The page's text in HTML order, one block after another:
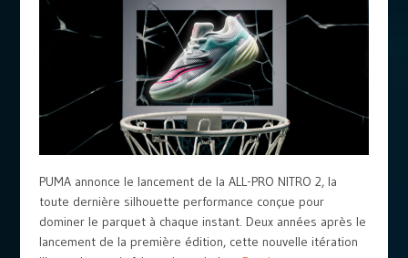
PUMA annonce le lancement de la ALL-PRO NITRO 2, la
toute dernière silhouette performance conçue pour
dominer le parquet à chaque instant. Deux années après le
lancement de la première édition, cette nouvelle itération